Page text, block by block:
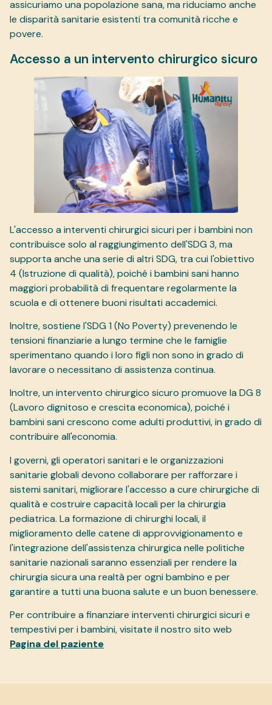
assicuriamo una popolazione sana, ma riduciamo anche
le disparità sanitarie esistenti tra comunità ricche e
povere.
Accesso a un intervento chirurgico sicuro
L'accesso a interventi chirurgici sicuri per i bambini non
contribuisce solo al raggiungimento dell'SDG 3, ma
supporta anche una serie di altri SDG, tra cui l'obiettivo
4 (Istruzione di qualità), poiché i bambini sani hanno
maggiori probabilità di frequentare regolarmente la
scuola e di ottenere buoni risultati accademici.
Inoltre, sostiene l'SDG 1 (No Poverty) prevenendo le
tensioni finanziarie a lungo termine che le famiglie
sperimentano quando i loro figli non sono in grado di
lavorare o necessitano di assistenza continua.
Inoltre, un intervento chirurgico sicuro promuove la DG 8
(Lavoro dignitoso e crescita economica), poiché i
bambini sani crescono come adulti produttivi, in grado di
contribuire all'economia.
I governi, gli operatori sanitari e le organizzazioni
sanitarie globali devono collaborare per rafforzare i
sistemi sanitari, migliorare l'accesso a cure chirurgiche di
qualità e costruire capacità locali per la chirurgia
pediatrica. La formazione di chirurghi locali, il
miglioramento delle catene di approvvigionamento e
l'integrazione dell'assistenza chirurgica nelle politiche
sanitarie nazionali saranno essenziali per rendere la
chirurgia sicura una realtà per ogni bambino e per
garantire a tutti una buona salute e un buon benessere.
Per contribuire a finanziare interventi chirurgici sicuri e
tempestivi per i bambini, visitate il nostro sito web
Pagina del paziente